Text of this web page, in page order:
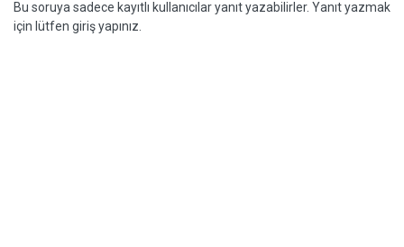
Bu soruya sadece kayıtlı kullanıcılar yanıt yazabilirler. Yanıt yazmak
için lütfen giriş yapınız.